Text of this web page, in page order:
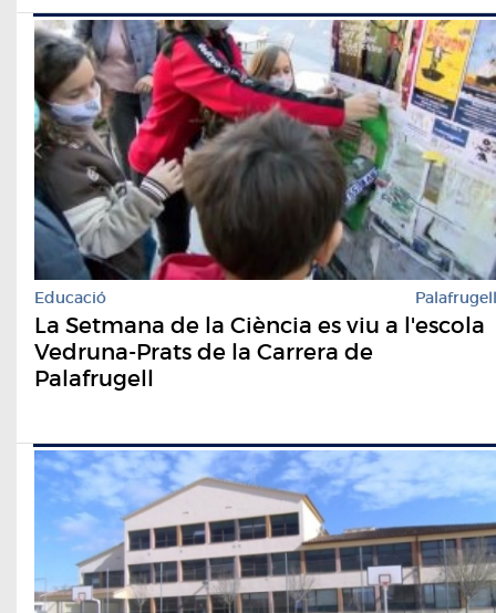
Educació Palafrugell
La Setmana de la Ciència es viu a l'escola
Vedruna-Prats de la Carrera de
Palafrugell